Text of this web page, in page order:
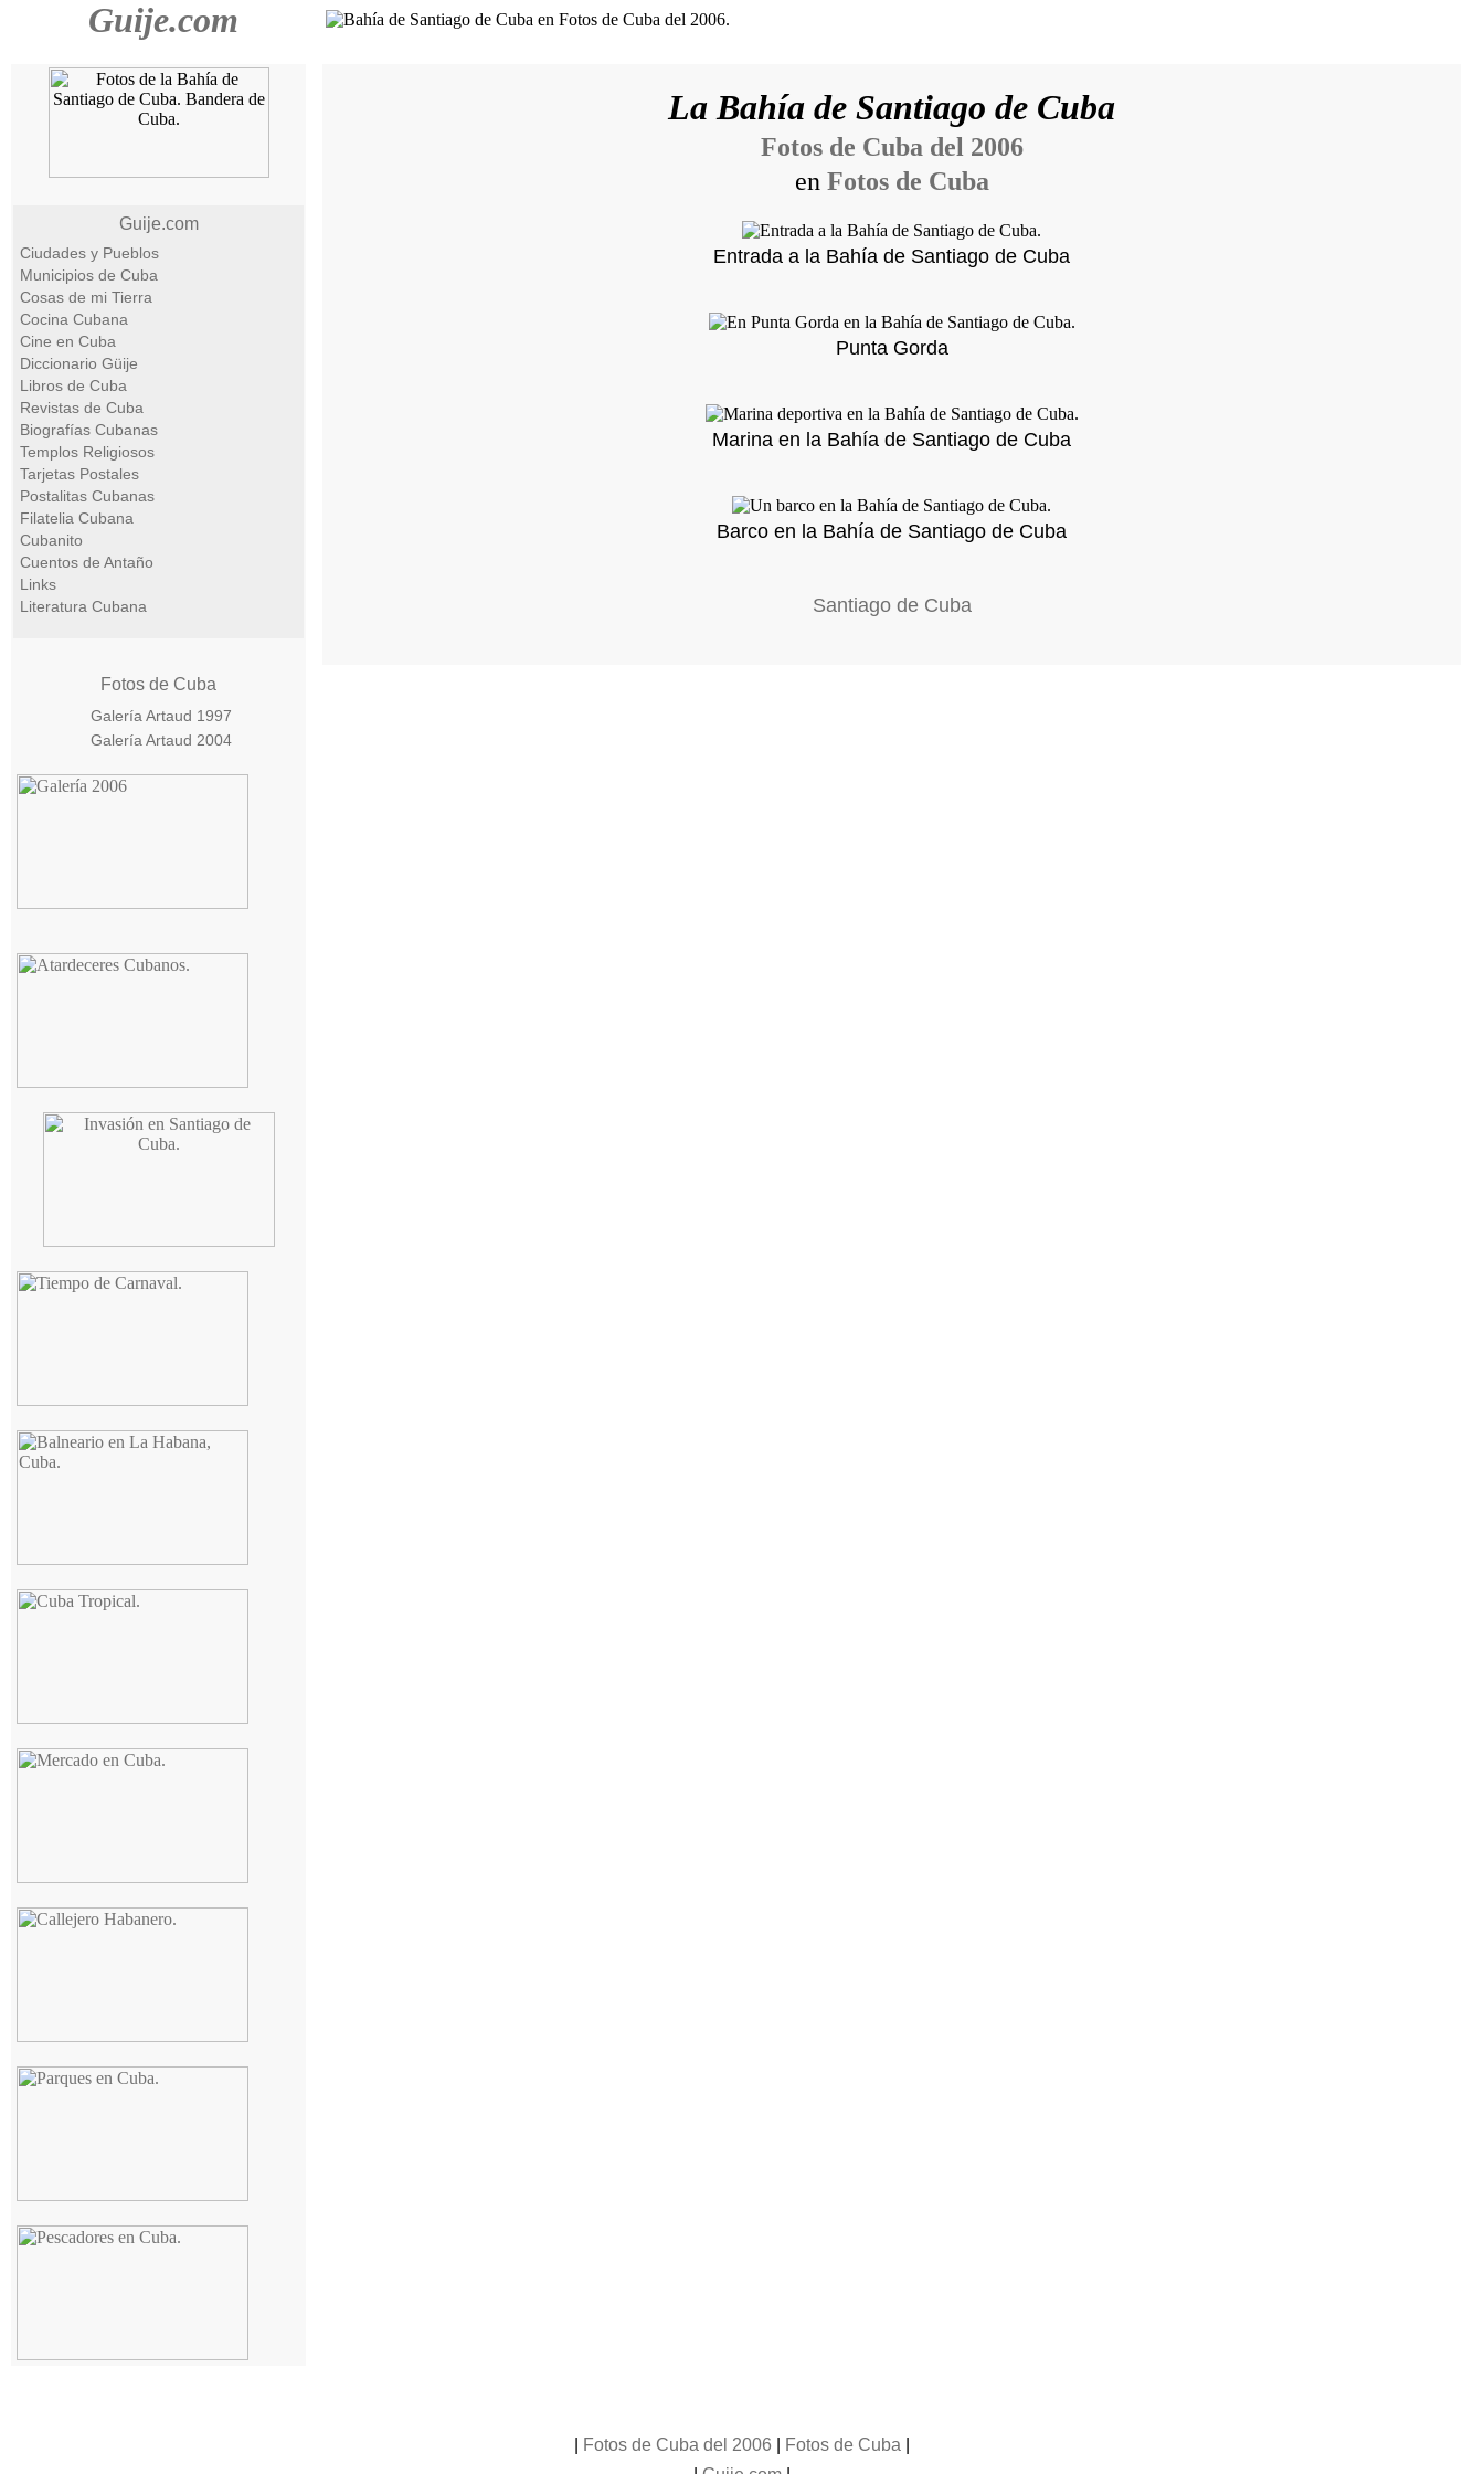
Guije.com
Guije.com
Ciudades y Pueblos
Municipios de Cuba
Cosas de mi Tierra
Cocina Cubana
Cine en Cuba
Diccionario Güije
Libros de Cuba
Revistas de Cuba
Biografías Cubanas
Templos Religiosos
Tarjetas Postales
Postalitas Cubanas
Filatelia Cubana
Cubanito
Cuentos de Antaño
Links
Literatura Cubana
Fotos de Cuba
Galería Artaud 1997
Galería Artaud 2004
La Bahía de Santiago de Cuba
Fotos de Cuba del 2006
en Fotos de Cuba
Entrada a la Bahía de Santiago de Cuba
Punta Gorda
Marina en la Bahía de Santiago de Cuba
Barco en la Bahía de Santiago de Cuba
Santiago de Cuba
Fotos de Cuba del 2006 Fotos de Cuba